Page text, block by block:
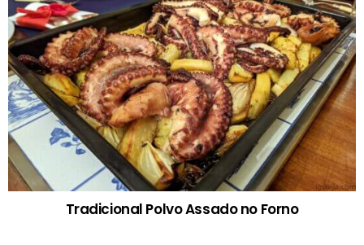
Tradicional Polvo Assado no Forno